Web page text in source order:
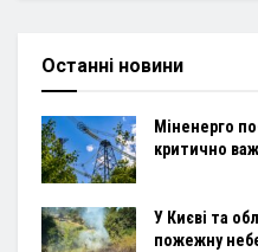
Останні новини
Міненерго
критично
У Києві та
пожежну